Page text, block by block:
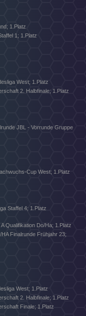
1.Platz
1; 1.Platz
West; 1.Platz
2. Halbfinale; 1.Platz
JBL - Vorrunde Gruppe
Cup West; 1.Platz
Staffel 4; 1.Platz
Qualifikation Do/Ha; 1.Platz
Finalrunde Frühjahr 23;
West; 1.Platz
2. Halbfinale; 1.Platz
Finale; 1.Platz